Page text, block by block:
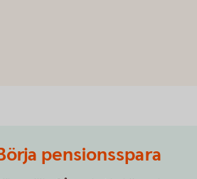
pensionsspara